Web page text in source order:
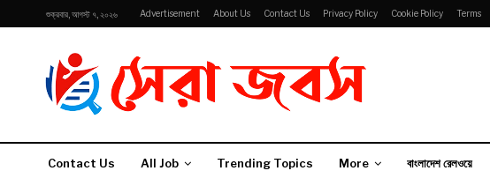
শুক্রবার, আগস্ট ৭, ২০২৬ Advertisement About Us Contact Us Privacy Policy Cookie Policy Terms
Contact Us All Job Trending Topics More বাংলাদেশ রেলওয়ে